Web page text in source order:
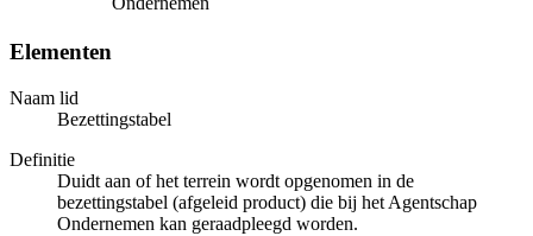
Elementen
Naam lid
Bezettingstabel
Definitie
Duidt aan of het terrein wordt opgenomen in de
bezettingstabel (afgeleid product) die bij het Agentschap
Ondernemen kan geraadpleegd worden.